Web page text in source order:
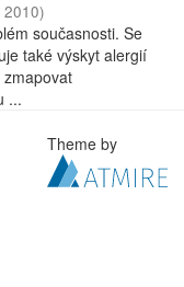
2010)
současnosti. Se
také výskyt alergií
...
Theme by